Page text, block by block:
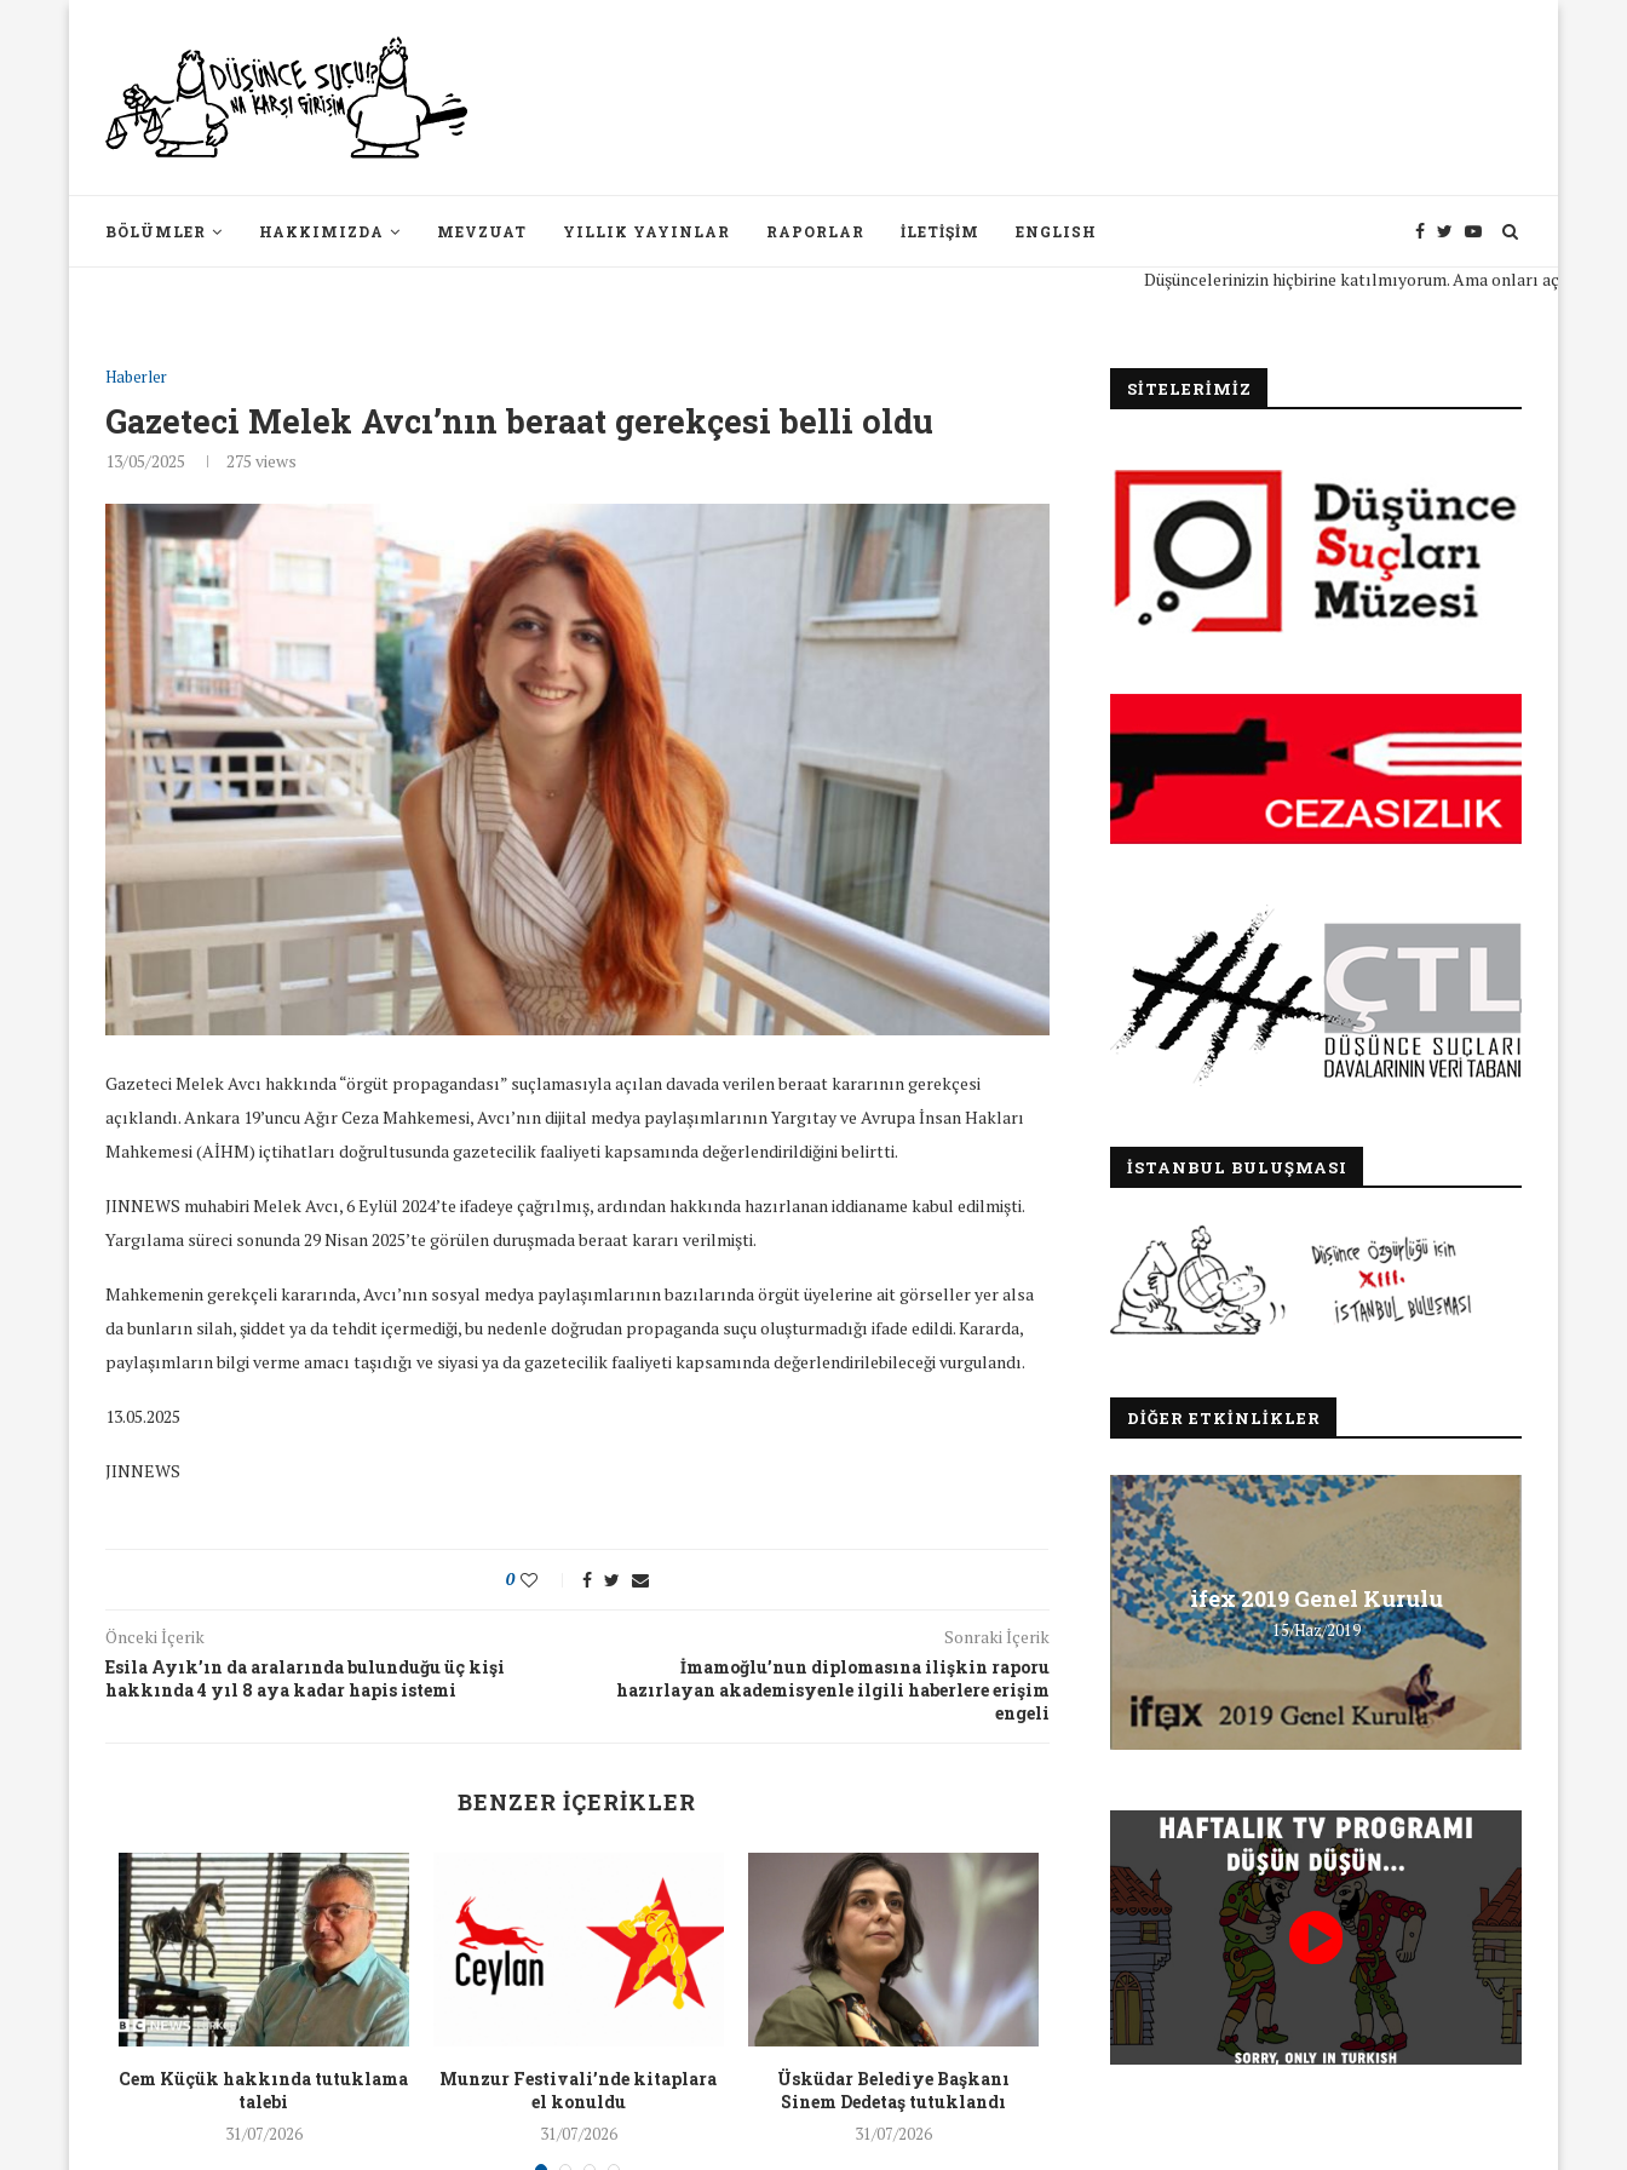
BÖLÜMLER HAKKIMIZDA MEVZUAT YILLIK YAYINLAR RAPORLAR İLETIŞIM ENGLISH
Düşüncelerinizin hiçbirine katılmıyorum. Ama onları açıkça ifade
Haberler
Gazeteci Melek Avcı’nın beraat gerekçesi belli oldu
13/05/2025 275 views
Gazeteci Melek Avcı hakkında “örgüt propagandası” suçlamasıyla açılan davada verilen beraat kararının gerekçesi
açıklandı. Ankara 19’uncu Ağır Ceza Mahkemesi, Avcı’nın dijital medya paylaşımlarının Yargıtay ve Avrupa İnsan Hakları
Mahkemesi (AİHM) içtihatları doğrultusunda gazetecilik faaliyeti kapsamında değerlendirildiğini belirtti.
JINNEWS muhabiri Melek Avcı, 6 Eylül 2024’te ifadeye çağrılmış, ardından hakkında hazırlanan iddianame kabul edilmişti.
Yargılama süreci sonunda 29 Nisan 2025’te görülen duruşmada beraat kararı verilmişti.
Mahkemenin gerekçeli kararında, Avcı’nın sosyal medya paylaşımlarının bazılarında örgüt üyelerine ait görseller yer alsa
da bunların silah, şiddet ya da tehdit içermediği, bu nedenle doğrudan propaganda suçu oluşturmadığı ifade edildi. Kararda,
paylaşımların bilgi verme amacı taşıdığı ve siyasi ya da gazetecilik faaliyeti kapsamında değerlendirilebileceği vurgulandı.
13.05.2025
JINNEWS
0
Önceki İçerik
Esila Ayık’ın da aralarında bulunduğu üç kişi
hakkında 4 yıl 8 aya kadar hapis istemi
Sonraki İçerik
İmamoğlu’nun diplomasına ilişkin raporu
hazırlayan akademisyenle ilgili haberlere erişim
engeli
BENZER İÇERIKLER
Cem Küçük hakkında tutuklama
talebi
31/07/2026
Munzur Festivali’nde kitaplara
el konuldu
31/07/2026
Üsküdar Belediye Başkanı
Sinem Dedetaş tutuklandı
31/07/2026
JINNEWS’in Türkçe X hesabına
erişim engeli
30/07/2026
SİTELERİMİZ
İSTANBUL BULUŞMASI
DIĞER ETKINLIKLER
16/Nis/2018
Mart Ayında Nefret Söylemi
26/Şub/2018
ifex 2019 Genel Kurulu
15/Haz/2019